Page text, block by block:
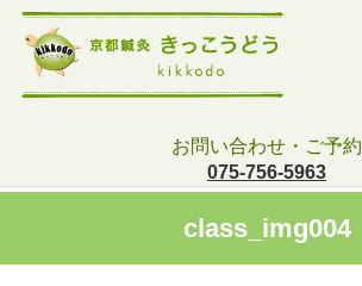
お問い合わせ・ご予約
075-756-5963
class_img004